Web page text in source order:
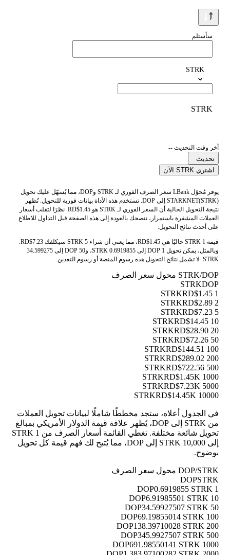
سأستلم
STRK
STRK
آخر وقت التحديث --
تحديث
اشتري STRK الآن
يوفر مُحوّل LBank سعر الصرف الفوري لـ STRK وDOP، مما يُسهّل عليك تحويل
STARKNET(STRK) إلى DOP. تستخدم هذه الأداة بيانات فورية للتحويل. تُظهر
نتيجة التحويل الحالية أن السعر الفوري لـ STRK هو RD$1.45. نظرًا لتقلب أسعار
العملات المشفرة باستمرار، ننصحك بالعودة إلى هذه الصفحة قبل التداول للاطلاع
على أحدث نتائج التحويل.
قيمة 1 STRK حاليًا هي RD$1.45، مما يعني أن شراء 5 STRK سيكلفك RD$7.23.
وبالمثل، يمكن تحويل 1 DOP إلى 0.6919855 STRK، و50 DOP إلى 34.599275
STRK. لا تشمل نتائج التحويل هذه رسوم المنصة أو رسوم التعدين.
STRK/DOP محول سعر الصرف
STRKDOP
1 STRK
RD$1.45
2 STRK
RD$2.89
5 STRK
RD$7.23
10 STRK
RD$14.45
20 STRK
RD$28.90
50 STRK
RD$72.26
100 STRK
RD$144.51
200 STRK
RD$289.02
500 STRK
RD$722.56
1000 STRK
RD$1.45K
5000 STRK
RD$7.23K
10000 STRK
RD$14.45K
في الجدول أعلاه، ستجد مخططًا شاملًا لبيانات تحويل العملات
من STRK إلى DOP، يُظهر علاقة قيمة الدولار الأمريكي بمبالغ
تحويل شائعة مختلفة. تغطي القائمة أسعار الصرف من 1 STRK
إلى 10,000 STRK إلى DOP، مما يُتيح لك فهم قيمة كل تحويل
بوضوح.
DOP/STRK محول سعر الصرف
DOPSTRK
1 DOP
0.6919855 STRK
10 DOP
6.91985501 STRK
50 DOP
34.59927507 STRK
100 DOP
69.19855014 STRK
200 DOP
138.39710028 STRK
500 DOP
345.9927507 STRK
1000 DOP
691.98550141 STRK